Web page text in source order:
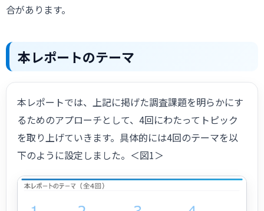
合があります。
本レポートのテーマ
本レポートでは、上記に掲げた調査課題を明らかにす
るためのアプローチとして、4回にわたってトピック
を取り上げていきます。具体的には4回のテーマを以
下のように設定しました。＜図1＞